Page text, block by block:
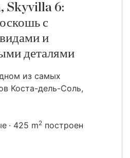
Skyvilla 6:
с
и
деталями
из самых
Коста-дель-Соль,
425 m2 построен